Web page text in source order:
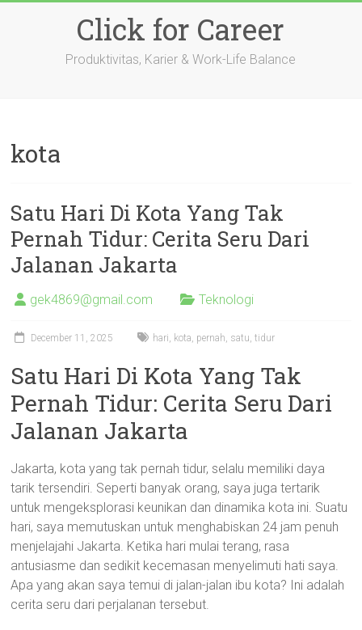
Click for Career
Produktivitas, Karier & Work-Life Balance
kota
Satu Hari Di Kota Yang Tak
Pernah Tidur: Cerita Seru Dari
Jalanan Jakarta
gek4869@gmail.com Teknologi
December 11, 2025 hari, kota, pernah, satu,tidur
Satu Hari Di Kota Yang Tak
Pernah Tidur: Cerita Seru Dari
Jalanan Jakarta
Jakarta, kota yang tak pernah tidur, selalu memiliki daya
tarik tersendiri. Seperti banyak orang, saya juga tertarik
untuk mengeksplorasi keunikan dan dinamika kota ini. Suatu
hari, saya memutuskan untuk menghabiskan 24 jam penuh
menjelajahi Jakarta. Ketika hari mulai terang, rasa
antusiasme dan sedikit kecemasan menyelimuti hati saya.
Apa yang akan saya temui di jalan-jalan ibu kota? Ini adalah
cerita seru dari perjalanan tersebut.